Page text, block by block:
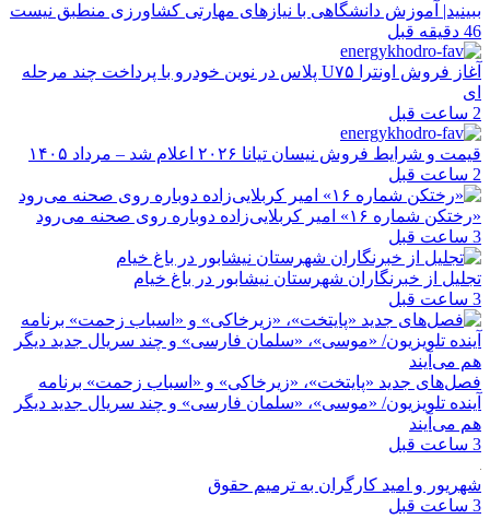
ببینید| آموزش دانشگاهی با نیازهای مهارتی کشاورزی منطبق نیست
46 دقیقه قبل
آغاز فروش اونترا U۷۵ پلاس در نوین خودرو با پرداخت چند مرحله
ای
2 ساعت قبل
قیمت و شرایط فروش نیسان تیانا ۲۰۲۶ اعلام شد – مرداد ۱۴۰۵
2 ساعت قبل
«رختکن شماره ۱۶» امیر کربلایی‌زاده دوباره روی صحنه می‌رود
3 ساعت قبل
تجلیل از خبرنگاران شهرستان نیشابور در باغ خیام
3 ساعت قبل
فصل‌های جدید «پایتخت»، «زیرخاکی» و «اسباب زحمت» برنامه
آینده تلویزیون/ «موسی»، «سلمان فارسی» و چند سریال جدید دیگر
هم می‌آیند
3 ساعت قبل
شهریور و امید کارگران به ترمیم حقوق
3 ساعت قبل